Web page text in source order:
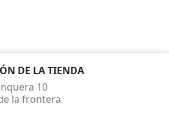
DE LA TIENDA
10
la frontera